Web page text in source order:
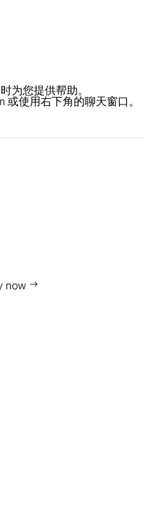
为您提供帮助。
或使用右下角的聊天窗口。
now